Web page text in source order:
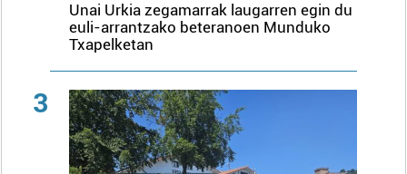
Unai Urkia zegamarrak laugarren egin du
euli-arrantzako beteranoen Munduko
Txapelketan
3